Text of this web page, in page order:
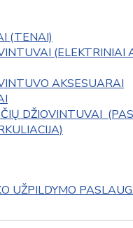
(TENAI)
(ELEKTRINIAI
AKSESUARAI
DŽIOVINTUVAI
UŽPILDYMO